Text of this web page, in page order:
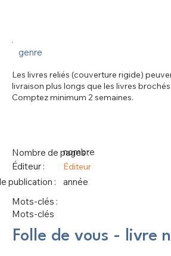
Nombre de pages :
Éditeur :
publication :
nombre
Éditeur
année
Mots-clés :
Mots-clés
genre
Les livres reliés (couverture rigide)
livraison plus longs que les livres
Comptez minimum 2 semaines.
Folle de vous - livre